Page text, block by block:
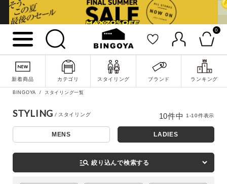
0
新着商品 カテゴリ スタイリング ブランド ランキング
BINGOYA スタイリング一覧
STYLING
MENS LADIES
manage_search 絞り込んで検索する
10件中 1-10件表示